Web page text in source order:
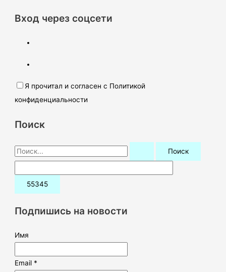
Вход через соцсети
Я прочитал и согласен с Политикой
конфиденциальности
Поиск
П
о
и
:Подпишись на новости
Имя
Email *